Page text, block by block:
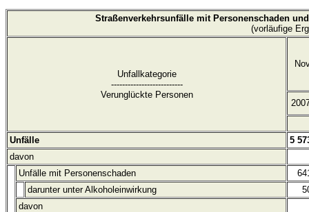
Straßenverkehrsunfälle mit Personenschaden
(vorläufige
Unfallkategorie
--------------------------
Verunglückte Personen
Unfälle
5
davon
Unfälle mit Personenschaden
darunter unter Alkoholeinwirkung
davon